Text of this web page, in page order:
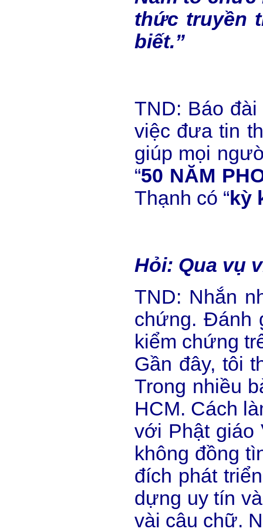
thức truyền
biết.”
TND: Báo
việc đưa tin
giúp mọi
“50 NĂM
Thạnh có “ kỳ
Hỏi: Qua vụ
TND: Nhắn
chứng. Đánh
kiểm chứng
Gần đây, tôi
Trong nhiều
HCM. Cách
với Phật giáo
không đồng
đích phát
dựng uy tín
vài câu chữ.